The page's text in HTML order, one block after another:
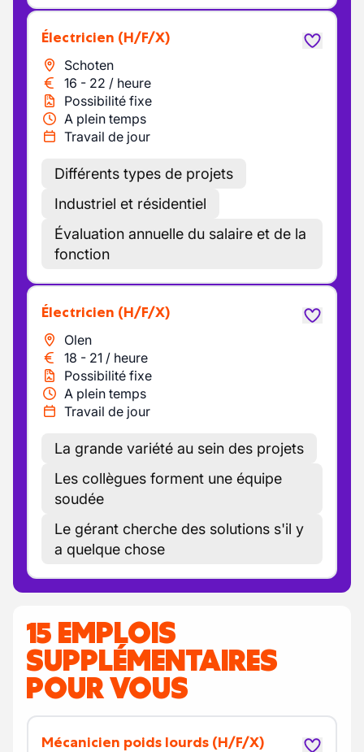
Électricien (H/F/X)
Schoten
16 - 22 / heure
Possibilité fixe
A plein temps
Travail de jour
Différents types de projets
Industriel et résidentiel
Évaluation annuelle du salaire et de la
fonction
Électricien (H/F/X)
Olen
18 - 21 / heure
Possibilité fixe
A plein temps
Travail de jour
La grande variété au sein des projets
Les collègues forment une équipe
soudée
Le gérant cherche des solutions s'il y
a quelque chose
15 EMPLOIS
SUPPLÉMENTAIRES
POUR VOUS
Mécanicien poids lourds (H/F/X)